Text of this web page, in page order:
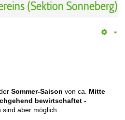
(Sektion Sonneberg)
Sommer-Saison von ca. Mitte
bewirtschaftet -
aber möglich.